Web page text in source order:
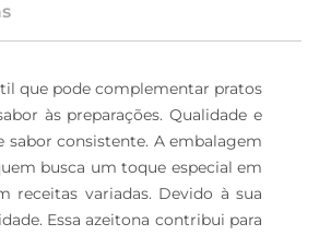
que pode complementar pratos
às preparações. Qualidade e
consistente. A embalagem
busca um toque especial em
receitas variadas. Devido à sua
Essa azeitona contribui para